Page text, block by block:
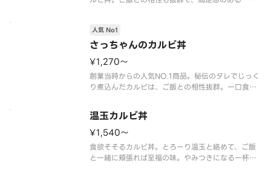
さっちゃんのカルビ丼
人気 No1
¥1,270〜
創業当時からの人気NO.1商品。秘伝のタレでじっく
り煮込んだカルビは、ご飯との相性抜群。一口食べ
しです。
温玉カルビ丼
¥1,540〜
食欲そそるカルビ丼。とろーり温玉と絡めて、ご飯
と一緒に頬張れば至福の味。やみつきになる一杯で